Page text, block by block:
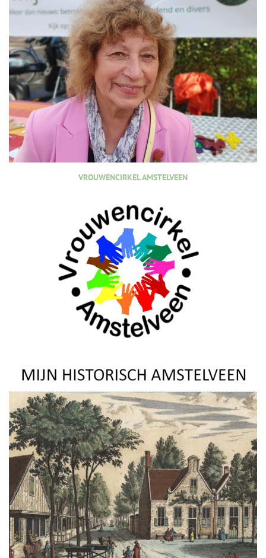
VROUWENCIRKEL AMSTELVEEN